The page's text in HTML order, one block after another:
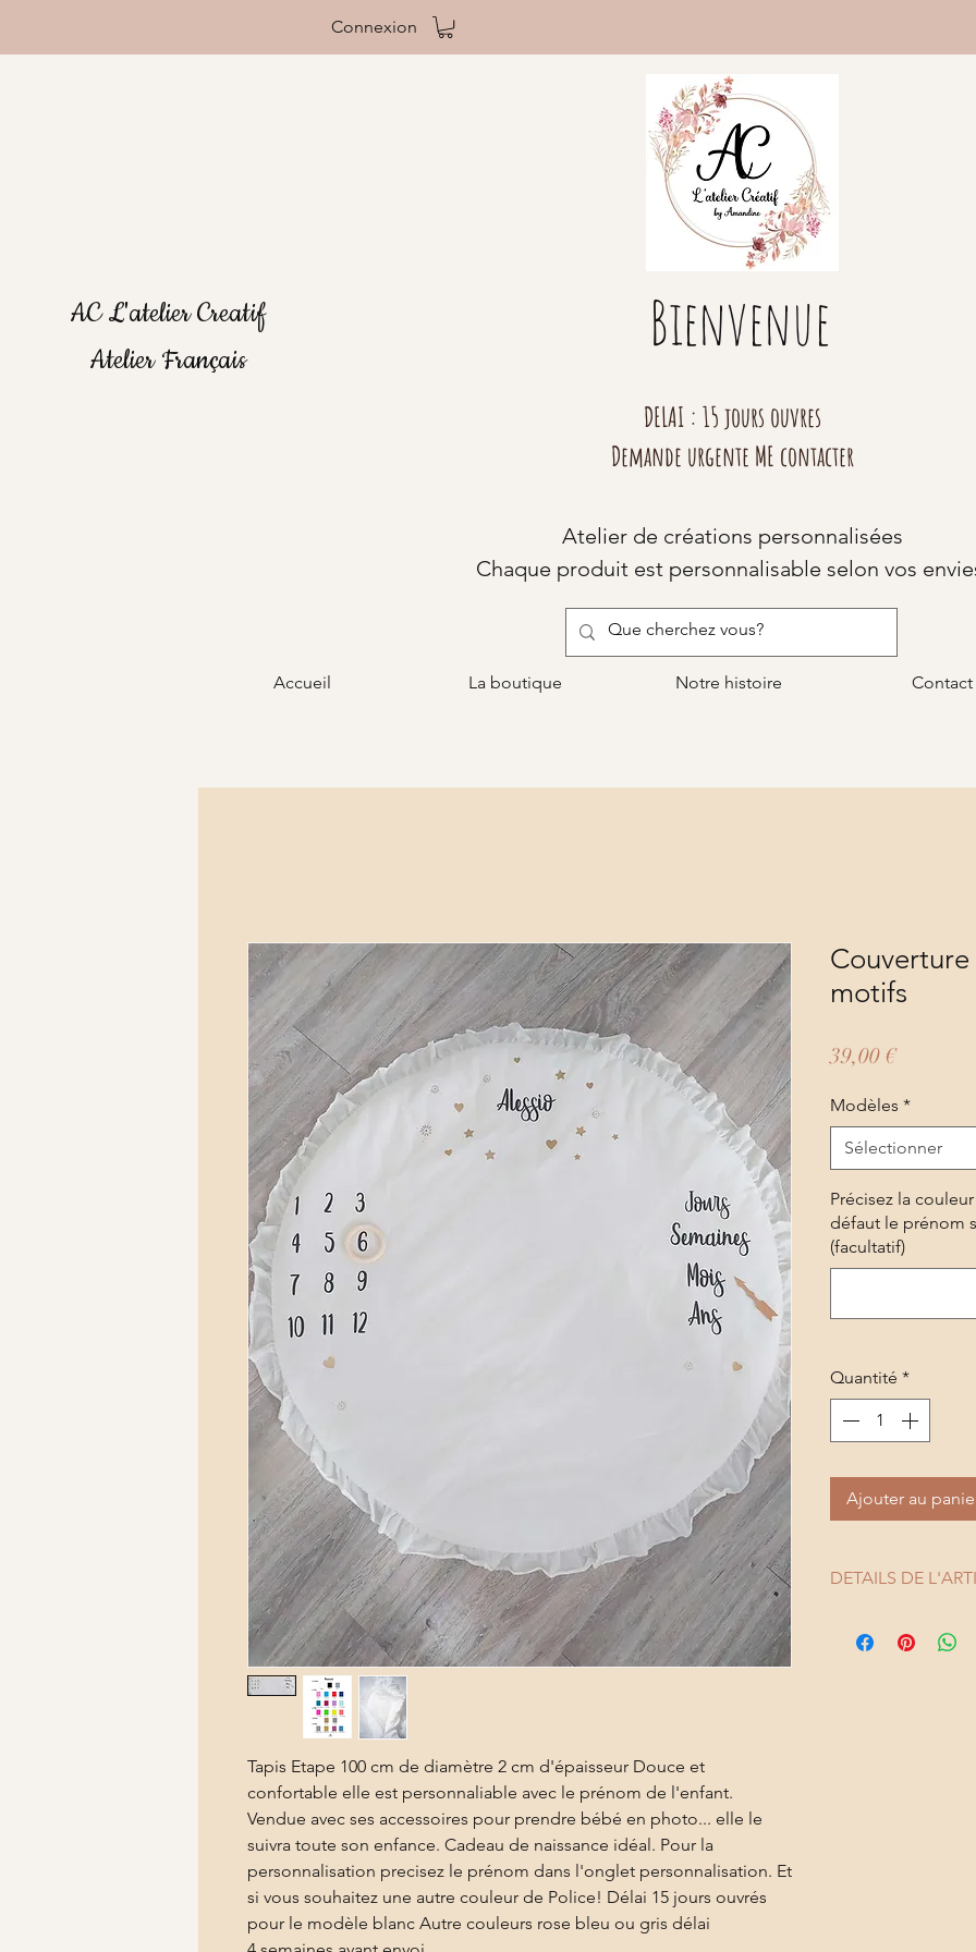
Connexion
Bienvenue
AC L'atelier Creatif
Atelier Français
DELAI : 15 jours ouvres
Demande urgente ME contacter
Atelier de créations personnalisées
Chaque produit est personnalisable selon vos
Accueil La boutique Notre histoire Contact
Tapis Etape 100 cm de diamètre 2 cm d'épaisseur Douce et
confortable elle est personnaliable avec le prénom de l'enfant.
Vendue avec ses accessoires pour prendre bébé en photo... elle le
suivra toute son enfance. Cadeau de naissance idéal. Pour la
personnalisation precisez le prénom dans l'onglet personnalisation. Et
si vous souhaitez une autre couleur de Police! Délai 15 jours ouvrés
pour le modèle blanc Autre couleurs rose bleu ou gris délai
motifs
39,00 €Prix
Modèles *
Sélectionner
Précisez la
défaut le prénom
(facultatif)
Quantité *
Ajouter au
DETAILS DE
100 cm